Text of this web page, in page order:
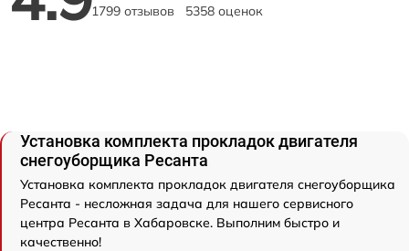
1799 отзывов 5358 оценок
Установка комплекта прокладок двигателя
снегоуборщика Ресанта
Установка комплекта прокладок двигателя снегоуборщика
Ресанта - несложная задача для нашего сервисного
центра Ресанта в Хабаровске. Выполним быстро и
качественно!